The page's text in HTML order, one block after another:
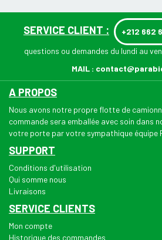
SERVICE CLIENT : +212 662
questions ou demandes du lundi au
MAIL :
A PROPOS
Nous avons notre propre flotte de
commande sera emballée avec soin dans
votre porte par votre sympathique équipe
SUPPORT
Conditions d'utilisation
Qui somme nous
Livraisons
SERVICE CLIENTS
Mon compte
Historique des commandes